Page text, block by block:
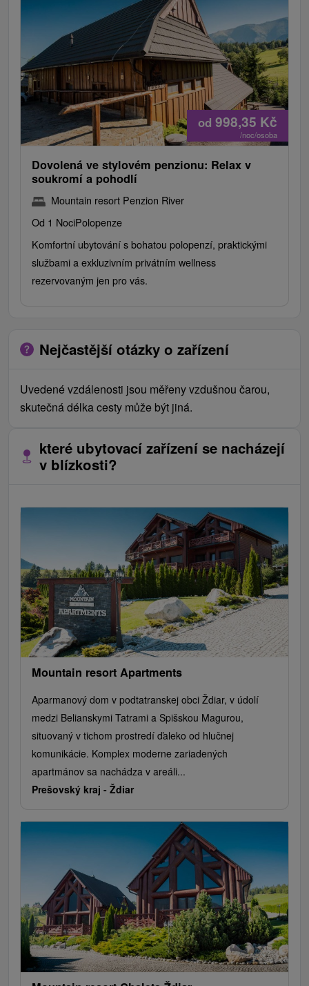
od 998,35 Kč
/noc/osoba
Dovolená ve stylovém penzionu: Relax v
soukromí a pohodlí
Mountain resort Penzion River
Od 1 NociPolopenze
Komfortní ubytování s bohatou polopenzí, praktickými
službami a exkluzivním privátním wellness
rezervovaným jen pro vás.
Nejčastější otázky o zařízení
Uvedené vzdálenosti jsou měřeny vzdušnou čarou,
skutečná délka cesty může být jiná.
které ubytovací zařízení se nacházejí
v blízkosti?
Mountain resort Apartments
Aparmanový dom v podtatranskej obci Ždiar, v údolí
medzi Belianskymi Tatrami a Spišskou Magurou,
situovaný v tichom prostredí ďaleko od hlučnej
komunikácie. Komplex moderne zariadených
apartmánov sa nachádza v areáli...
Prešovský kraj - Ždiar